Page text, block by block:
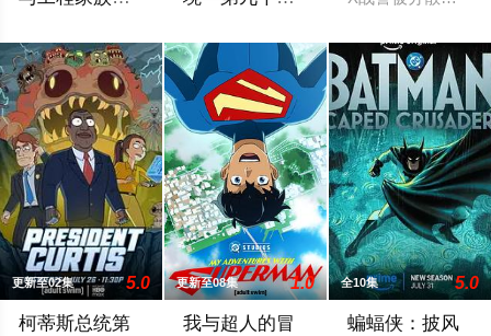
更新至02集 5.0
柯蒂斯总统第
更新至08集 1.0
我与超人的冒
全10集 5.0
蝙蝠侠：披风